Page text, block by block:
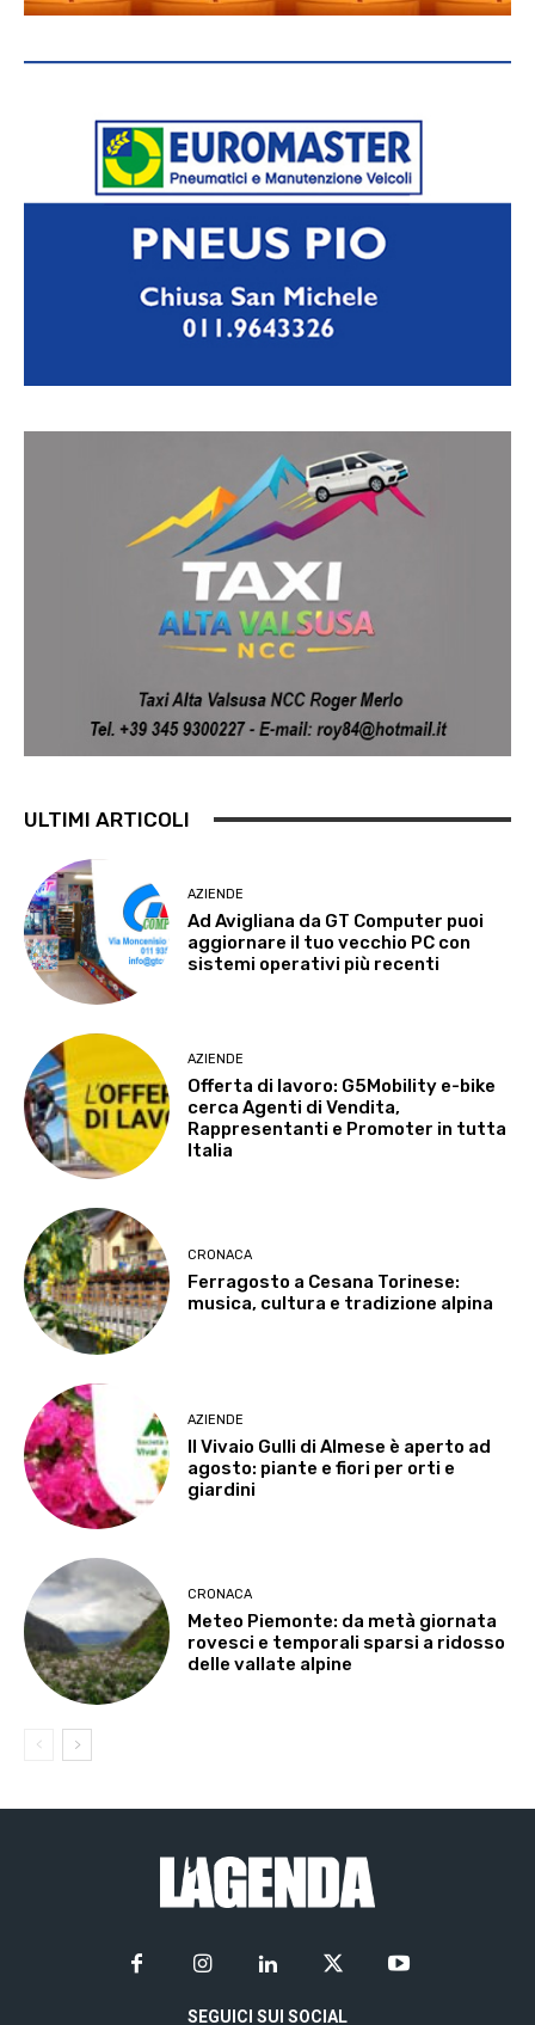
ULTIMI ARTICOLI
AZIENDE
Ad Avigliana da GT Computer puoi
aggiornare il tuo vecchio PC con
sistemi operativi più recenti
AZIENDE
Offerta di lavoro: G5Mobility e-bike
cerca Agenti di Vendita,
Rappresentanti e Promoter in tutta
Italia
CRONACA
Ferragosto a Cesana Torinese:
musica, cultura e tradizione alpina
AZIENDE
Il Vivaio Gulli di Almese è aperto ad
agosto: piante e fiori per orti e
giardini
CRONACA
Meteo Piemonte: da metà giornata
rovesci e temporali sparsi a ridosso
delle vallate alpine
SEGUICI SUI SOCIAL